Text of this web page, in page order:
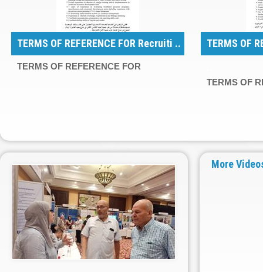
TERMS OF REFERENCE FOR Recruiti ..
TERMS OF REFERENCE FOR
TERMS OF
TERMS OF
More